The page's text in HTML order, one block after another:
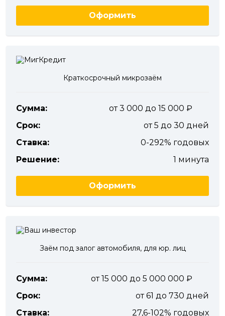
Оформить
Краткосрочный микрозаём
Сумма:
от 3 000 до 15 000
Срок:
от 5 до 30 дней
Ставка:
0-292% годовых
Решение:
1 минута
Оформить
Заём под залог автомобиля, для юр. лиц
Сумма:
от 15 000 до 5 000 000
Срок:
от 61 до 730 дней
Ставка:
27,6-102% годовых